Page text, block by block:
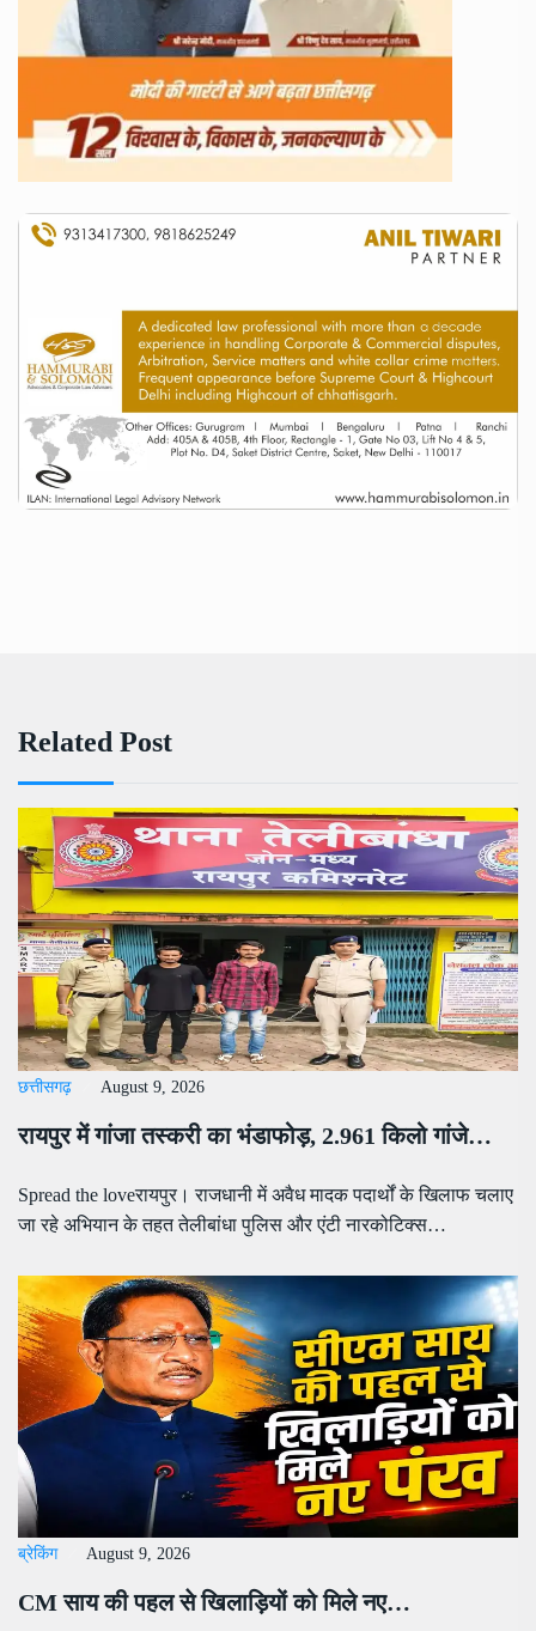
Related Post
छत्तीसगढ़ August 9, 2026
रायपुर में गांजा तस्करी का भंडाफोड़, 2.961 किलो गांजे…
Spread the loveरायपुर। राजधानी में अवैध मादक पदार्थों के खिलाफ चलाए
जा रहे अभियान के तहत तेलीबांधा पुलिस और एंटी नारकोटिक्स…
ब्रेकिंग August 9, 2026
CM साय की पहल से खिलाड़ियों को मिले नए…